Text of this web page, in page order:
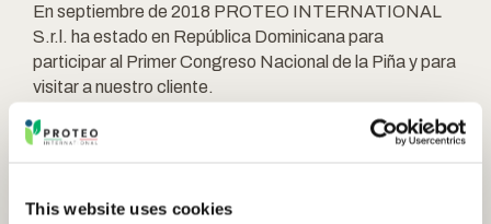
This website uses cookies
En septiembre de 2018 PROTEO INTERNATIONAL
S.r.l. ha estado en República Dominicana para
participar al Primer Congreso Nacional de la Piña y para
visitar a nuestro cliente.
Nuestro personal, aterrizado a Santo Domingo, ha
él.